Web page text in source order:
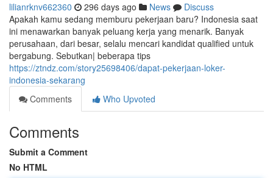
lilianrknv662360 296 days ago News
Discuss
Apakah kamu sedang memburu pekerjaan baru? Indonesia saat
ini menawarkan banyak peluang kerja yang menarik. Banyak
perusahaan, dari besar, selalu mencari kandidat qualified untuk
bergabung. Sebutkan| beberapa tips
https://ztndz.com/story25698406/dapat-pekerjaan-loker-
indonesia-sekarang
Comments
Who Upvoted
Comments
Submit a Comment
No HTML